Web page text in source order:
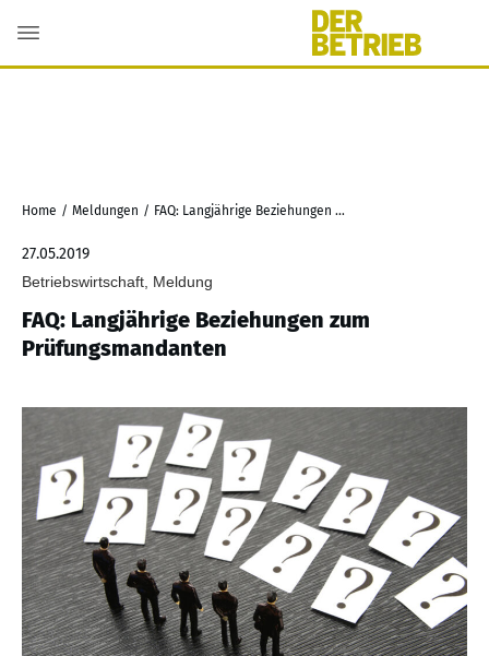
Home / Meldungen / FAQ: Langjährige Beziehungen zum Prüfungsmandanten
27.05.2019
Betriebswirtschaft, Meldung
FAQ: Langjährige Beziehungen zum
Prüfungsmandanten